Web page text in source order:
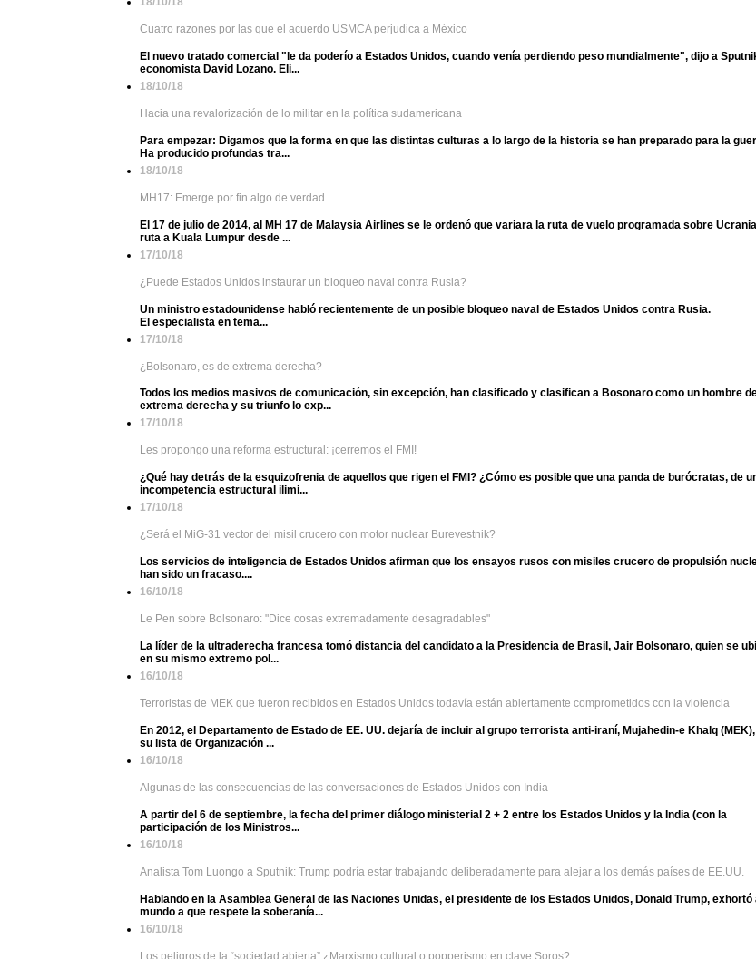
Cuatro razones por las que el acuerdo USMCA perjudica a México
El nuevo tratado comercial "le da poderío a Estados Unidos, cuando venía perdiendo peso mundialmente", dijo a
economista David Lozano. Eli...
18/10/18
Hacia una revalorización de lo militar en la política sudamericana
Para empezar: Digamos que la forma en que las distintas culturas a lo largo de la historia se han preparado para la
Ha producido profundas tra...
18/10/18
MH17: Emerge por fin algo de verdad
El 17 de julio de 2014, al MH 17 de Malaysia Airlines se le ordenó que variara la ruta de vuelo programada sobre
ruta a Kuala Lumpur desde ...
17/10/18
¿Puede Estados Unidos instaurar un bloqueo naval contra Rusia?
Un ministro estadounidense habló recientemente de un posible bloqueo naval de Estados Unidos contra Rusia.
El especialista en tema...
17/10/18
¿Bolsonaro, es de extrema derecha?
Todos los medios masivos de comunicación, sin excepción, han clasificado y clasifican a Bosonaro como un hombre
extrema derecha y su triunfo lo exp...
17/10/18
Les propongo una reforma estructural: ¡cerremos el FMI!
¿Qué hay detrás de la esquizofrenia de aquellos que rigen el FMI? ¿Cómo es posible que una panda de burócratas, de
incompetencia estructural ilimi...
17/10/18
¿Será el MiG-31 vector del misil crucero con motor nuclear Burevestnik?
Los servicios de inteligencia de Estados Unidos afirman que los ensayos rusos con misiles crucero de propulsión
han sido un fracaso....
16/10/18
Le Pen sobre Bolsonaro: "Dice cosas extremadamente desagradables"
La líder de la ultraderecha francesa tomó distancia del candidato a la Presidencia de Brasil, Jair Bolsonaro, quien se
en su mismo extremo pol...
16/10/18
Terroristas de MEK que fueron recibidos en Estados Unidos todavía están abiertamente comprometidos con la violencia
En 2012, el Departamento de Estado de EE. UU. dejaría de incluir al grupo terrorista anti-iraní, Mujahedin-e Khalq
su lista de Organización ...
16/10/18
Algunas de las consecuencias de las conversaciones de Estados Unidos con India
A partir del 6 de septiembre, la fecha del primer diálogo ministerial 2 + 2 entre los Estados Unidos y la India (con la
participación de los Ministros...
16/10/18
Analista Tom Luongo a Sputnik: Trump podría estar trabajando deliberadamente para alejar a los demás países de EE.UU.
Hablando en la Asamblea General de las Naciones Unidas, el presidente de los Estados Unidos, Donald Trump, exhortó
mundo a que respete la soberanía...
16/10/18
Los peligros de la “sociedad abierta” ¿Marxismo cultural o popperismo en clave Soros?